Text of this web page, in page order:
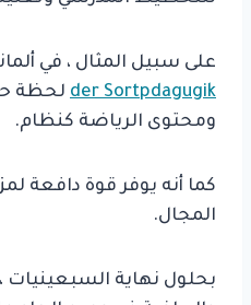
على سبيل المثال ، في
der Sortpdagugik لحظة
ومحتوى الرياضة كنظام.
كما أنه يوفر قوة دافعة
المجال.
بحلول نهاية السبعينيات